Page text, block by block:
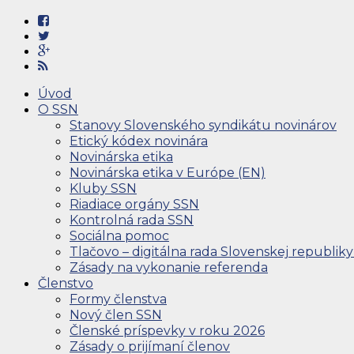
Úvod
O SSN
Stanovy Slovenského syndikátu novinárov
Etický kódex novinára
Novinárska etika
Novinárska etika v Európe (EN)
Kluby SSN
Riadiace orgány SSN
Kontrolná rada SSN
Sociálna pomoc
Tlačovo – digitálna rada Slovenskej republiky
Zásady na vykonanie referenda
Členstvo
Formy členstva
Nový člen SSN
Členské príspevky v roku 2026
Zásady o prijímaní členov